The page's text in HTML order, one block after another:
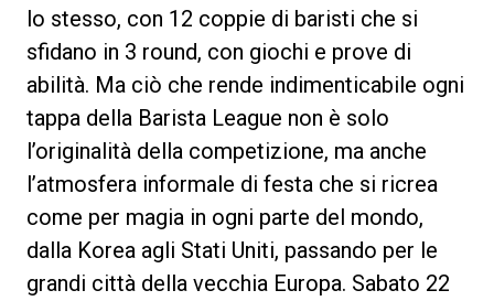
lo stesso, con 12 coppie di baristi che si
sfidano in 3 round, con giochi e prove di
abilità. Ma ciò che rende indimenticabile ogni
tappa della Barista League non è solo
l’originalità della competizione, ma anche
l’atmosfera informale di festa che si ricrea
come per magia in ogni parte del mondo,
dalla Korea agli Stati Uniti, passando per le
grandi città della vecchia Europa. Sabato 22
Privacy Policy